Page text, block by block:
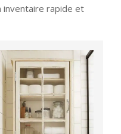
inventaire rapide et